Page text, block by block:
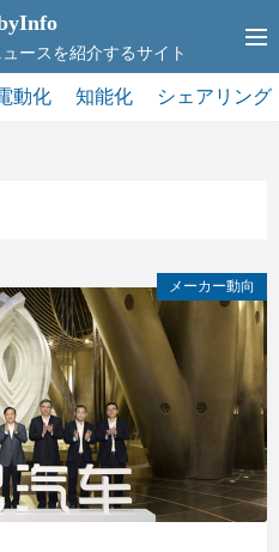
ースを紹介するサイト
動化 知能化 シェアリング
メーカー動向